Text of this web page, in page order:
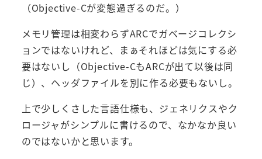
（Objective-Cが変態過ぎるのだ。）
メモリ管理は相変わらずARCでガベージコレクシ
ョンではないけれど、まぁそれほどは気にする必
要はないし（Objective-CもARCが出て以後は同
じ）、ヘッダファイルを別に作る必要もないし。
上で少しくさした言語仕様も、ジェネリクスやク
ロージャがシンプルに書けるので、なかなか良い
のではないかと思います。